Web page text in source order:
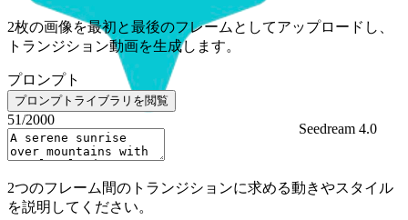
Seedream 4.0
Sign In
2枚の画像を最初と最後のフレームとしてアップロードし、
トランジション動画を生成します。
プロンプト
プロンプトライブラリを閲覧
51/2000
2つのフレーム間のトランジションに求める動きやスタイル
を説明してください。